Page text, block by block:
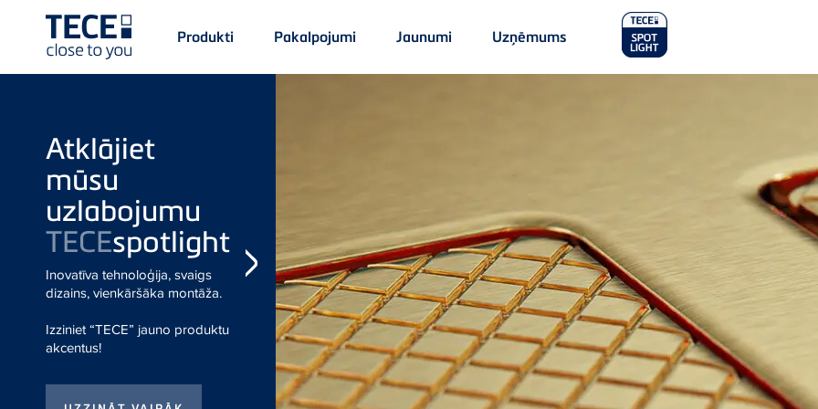
Main
Menü
1
Produkti Pakalpojumi Jaunumi Main
Menu
2
Uzņēmums
Atklājiet mūsu
uzlabojumu
TECEspotlight
Inovatīva tehnoloģija,
svaigs dizains, vienkāršāka
montāža.
Izziniet “TECE” jauno
produktu akcentus!
TECEone